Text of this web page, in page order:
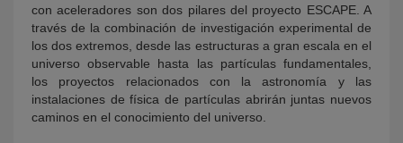
con aceleradores son dos pilares del proyecto ESCAPE. A
través de la combinación de investigación experimental de
los dos extremos, desde las estructuras a gran escala en el
universo observable hasta las partículas fundamentales,
los proyectos relacionados con la astronomía y las
instalaciones de física de partículas abrirán juntas nuevos
caminos en el conocimiento del universo.